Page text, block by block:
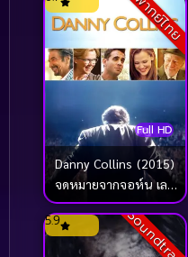
พากย์ไทย
Full HD
Danny Collins (2015)
จดหมายจากจอห์น เลน
นอน
Soundtrack
5.9